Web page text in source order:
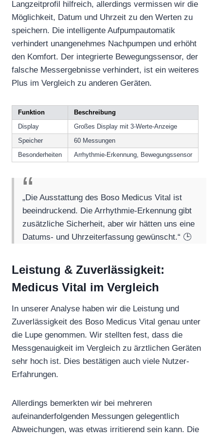
Langzeitprofil hilfreich, allerdings vermissen wir die
Möglichkeit, Datum und Uhrzeit zu den Werten zu
speichern. Die intelligente Aufpumpautomatik
verhindert unangenehmes Nachpumpen und erhöht
den Komfort. Der integrierte Bewegungssensor, der
falsche Messergebnisse verhindert, ist ein weiteres
Plus im Vergleich zu anderen Geräten.
Funktion
Beschreibung
Display
Großes Display mit 3-Werte-Anzeige
Speicher
60 Messungen
Besonderheiten
Arrhythmie-Erkennung, Bewegungssensor
„Die Ausstattung des Boso Medicus Vital ist
beeindruckend. Die Arrhythmie-Erkennung gibt
zusätzliche Sicherheit, aber wir hätten uns eine
Datums- und Uhrzeiterfassung gewünscht.“ 🕒
Leistung & Zuverlässigkeit:
Medicus Vital im Vergleich
In unserer Analyse haben wir die Leistung und
Zuverlässigkeit des Boso Medicus Vital genau unter
die Lupe genommen. Wir stellten fest, dass die
Messgenauigkeit im Vergleich zu ärztlichen Geräten
sehr hoch ist. Dies bestätigen auch viele Nutzer-
Erfahrungen.
Allerdings bemerkten wir bei mehreren
aufeinanderfolgenden Messungen gelegentlich
Abweichungen, was etwas irritierend sein kann. Die